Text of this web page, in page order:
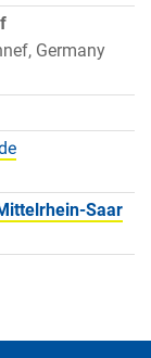
Germany
Saar